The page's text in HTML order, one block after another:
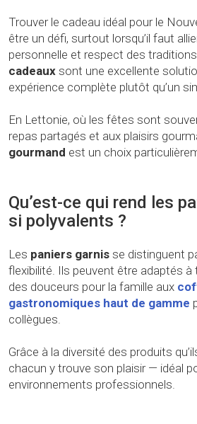
Trouver le cadeau idéal pour le
être un défi, surtout lorsqu’il faut
personnelle et respect des
cadeaux sont une excellente
expérience complète plutôt qu’un
En Lettonie, où les fêtes sont
repas partagés et aux plaisirs
gourmand est un choix
Qu’est-ce qui rend les
si polyvalents ?
Les paniers garnis se distinguent
flexibilité. Ils peuvent être adaptés
des douceurs pour la famille aux
gastronomiques haut de gamme
collègues.
Grâce à la diversité des produits
chacun y trouve son plaisir — idéal
environnements professionnels.